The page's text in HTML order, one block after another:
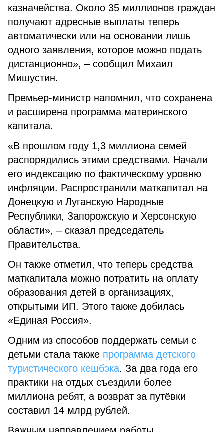
казначейства. Около 35 миллионов граждан
получают адресные выплаты теперь
автоматически или на основании лишь
одного заявления, которое можно подать
дистанционно», – сообщил Михаил
Мишустин.
Премьер-министр напомнил, что сохранена
и расширена программа материнского
капитала.
«В прошлом году 1,3 миллиона семей
распорядились этими средствами. Начали
его индексацию по фактическому уровню
инфляции. Распространили маткапитал на
Донецкую и Луганскую Народные
Республики, Запорожскую и Херсонскую
области», – сказал председатель
Правительства.
Он также отметил, что теперь средства
маткапитала можно потратить на оплату
образования детей в организациях,
открытыми ИП. Этого также добилась
«Единая Россия».
Одним из способов поддержать семьи с
детьми стала также программа детского
туристического кешбэка. За два года его
практики на отдых съездили более
миллиона ребят, а возврат за путёвки
составил 14 млрд рублей.